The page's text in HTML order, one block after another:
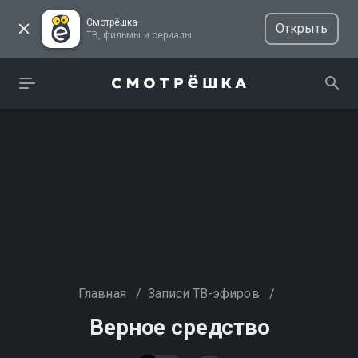
Смотрёшка
ТВ, фильмы и сериалы
Открыть
Главная / Записи ТВ-эфиров /
Верное средство